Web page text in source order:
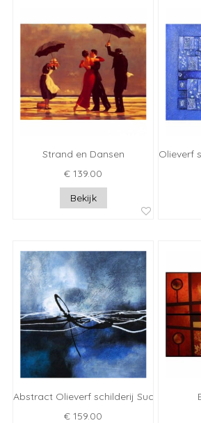
Strand en Dansen
€ 139.00
Bekijk
Olieverf
Abstract Olieverf schilderij Successive
€ 159.00